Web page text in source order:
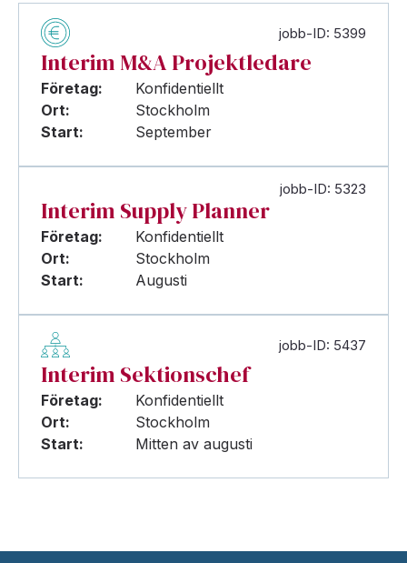
jobb-ID: 5399
Interim M&A Projektledare
Företag:
Konfidentiellt
Ort:
Stockholm
Start:
September
jobb-ID: 5323
Interim Supply Planner
Företag:
Konfidentiellt
Ort:
Stockholm
Start:
Augusti
jobb-ID: 5437
Interim Sektionschef
Företag:
Konfidentiellt
Ort:
Stockholm
Start:
Mitten av augusti